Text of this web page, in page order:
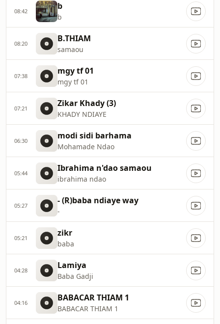
08:42 b
b
08:20 B.THIAM
samaou
07:38 mgy tf 01
mgy tf 01
07:21 Zikar Khady (3)
KHADY NDIAYE
06:30 modi sidi barhama
Mohamade Ndao
05:44 Ibrahima n'dao samaou
ibrahima ndao
05:27 - (R)baba ndiaye way
-
05:21 zikr
baba
04:28 Lamiya
Baba Gadji
04:16 BABACAR THIAM 1
BABACAR THIAM 1